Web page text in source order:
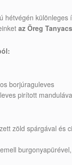
hétvégén különleges
az Öreg
borjúraguleves
pirított
zöld spárgával és